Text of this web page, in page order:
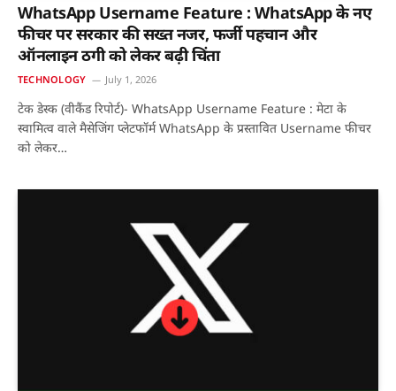
WhatsApp Username Feature : WhatsApp के नए
फीचर पर सरकार की सख्त नजर, फर्जी पहचान और
ऑनलाइन ठगी को लेकर बढ़ी चिंता
TECHNOLOGY July 1, 2026
टेक डेस्क (वीकैंड रिपोर्ट)- WhatsApp Username Feature : मेटा के
स्वामित्व वाले मैसेजिंग प्लेटफॉर्म WhatsApp के प्रस्तावित Username फीचर
को लेकर…